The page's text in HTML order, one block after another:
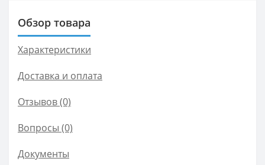
Обзор товара
Характеристики
Доставка и оплата
Отзывов (0)
Вопросы (0)
Документы